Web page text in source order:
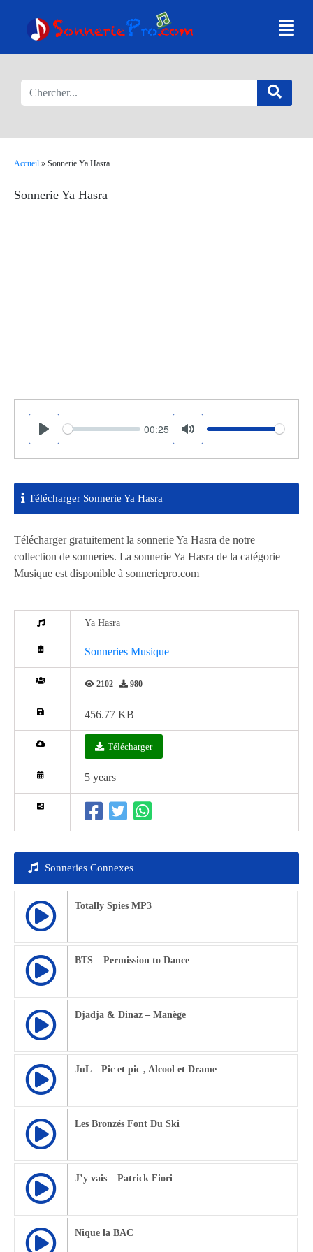
Accueil » Sonnerie Ya Hasra
Sonnerie Ya Hasra
Play
Seek 00:25
Mute
Volume
Télécharger Sonnerie Ya Hasra
Télécharger gratuitement la sonnerie Ya Hasra de notre
collection de sonneries. La sonnerie Ya Hasra de la catégorie
Musique est disponible à sonneriepro.com
Ya Hasra
Sonneries Musique
2102 980
456.77 KB
Télécharger
5 years
Sonneries Connexes
Totally Spies MP3
BTS – Permission to Dance
Djadja & Dinaz – Manège
JuL – Pic et pic , Alcool et Drame
Les Bronzés Font Du Ski
J’y vais – Patrick Fiori
Nique la BAC